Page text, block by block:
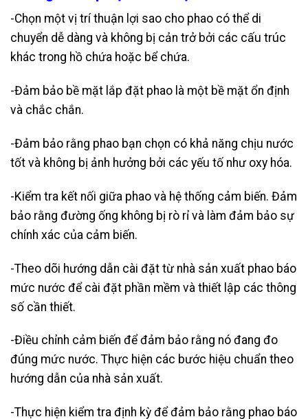
-Chọn một vị trí thuận lợi sao cho phao có thể di
chuyển dễ dàng và không bị cản trở bởi các cấu trúc
khác trong hồ chứa hoặc bể chứa.
-Đảm bảo bề mặt lắp đặt phao là một bề mặt ổn định
và chắc chắn.
-Đảm bảo rằng phao bạn chọn có khả năng chịu nước
tốt và không bị ảnh hưởng bởi các yếu tố như oxy hóa.
-Kiểm tra kết nối giữa phao và hệ thống cảm biến. Đảm
bảo rằng đường ống không bị rò rỉ và làm đảm bảo sự
chính xác của cảm biến.
-Theo dõi hướng dẫn cài đặt từ nhà sản xuất phao báo
mức nước để cài đặt phần mềm và thiết lập các thông
số cần thiết.
-Điều chỉnh cảm biến để đảm bảo rằng nó đang đo
đúng mức nước. Thực hiện các bước hiệu chuẩn theo
hướng dẫn của nhà sản xuất.
-Thực hiện kiểm tra định kỳ để đảm bảo rằng phao báo